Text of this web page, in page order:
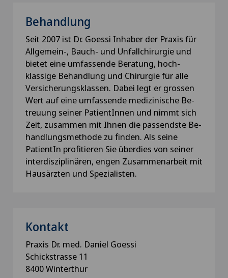
Behandlung
Seit 2007 ist Dr. Goessi Inhaber der Praxis für
All­gemein-, Bauch- und Un­­fall­­chirurgie und
bietet eine um­fassende Be­­ratung, hoch­­­
klassige Be­­handlung und Chirurgie für alle
Ver­­sicherungs­­­klassen. Dabei legt er gros­sen
Wert auf eine um­­fassende me­dizinische Be­­
treuung seiner Patient­­Innen und nimmt sich
Zeit, zu­­sammen mit Ihnen die pas­­sends­­te Be­­
handlungs­­metho­de zu finden. Als seine
Patient­In profi­tieren Sie über­dies von seiner
inter­­diszipli­nären, engen Zu­­sammen­­arbeit mit
Haus­ärzten und Spezia­lis­ten.
Kontakt
Praxis Dr. med. Daniel Goessi
Schickstrasse 11
8400 Winterthur